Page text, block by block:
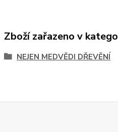
Zboží zařazeno v
NEJEN MEDVĚDI DŘEVĚNÍ